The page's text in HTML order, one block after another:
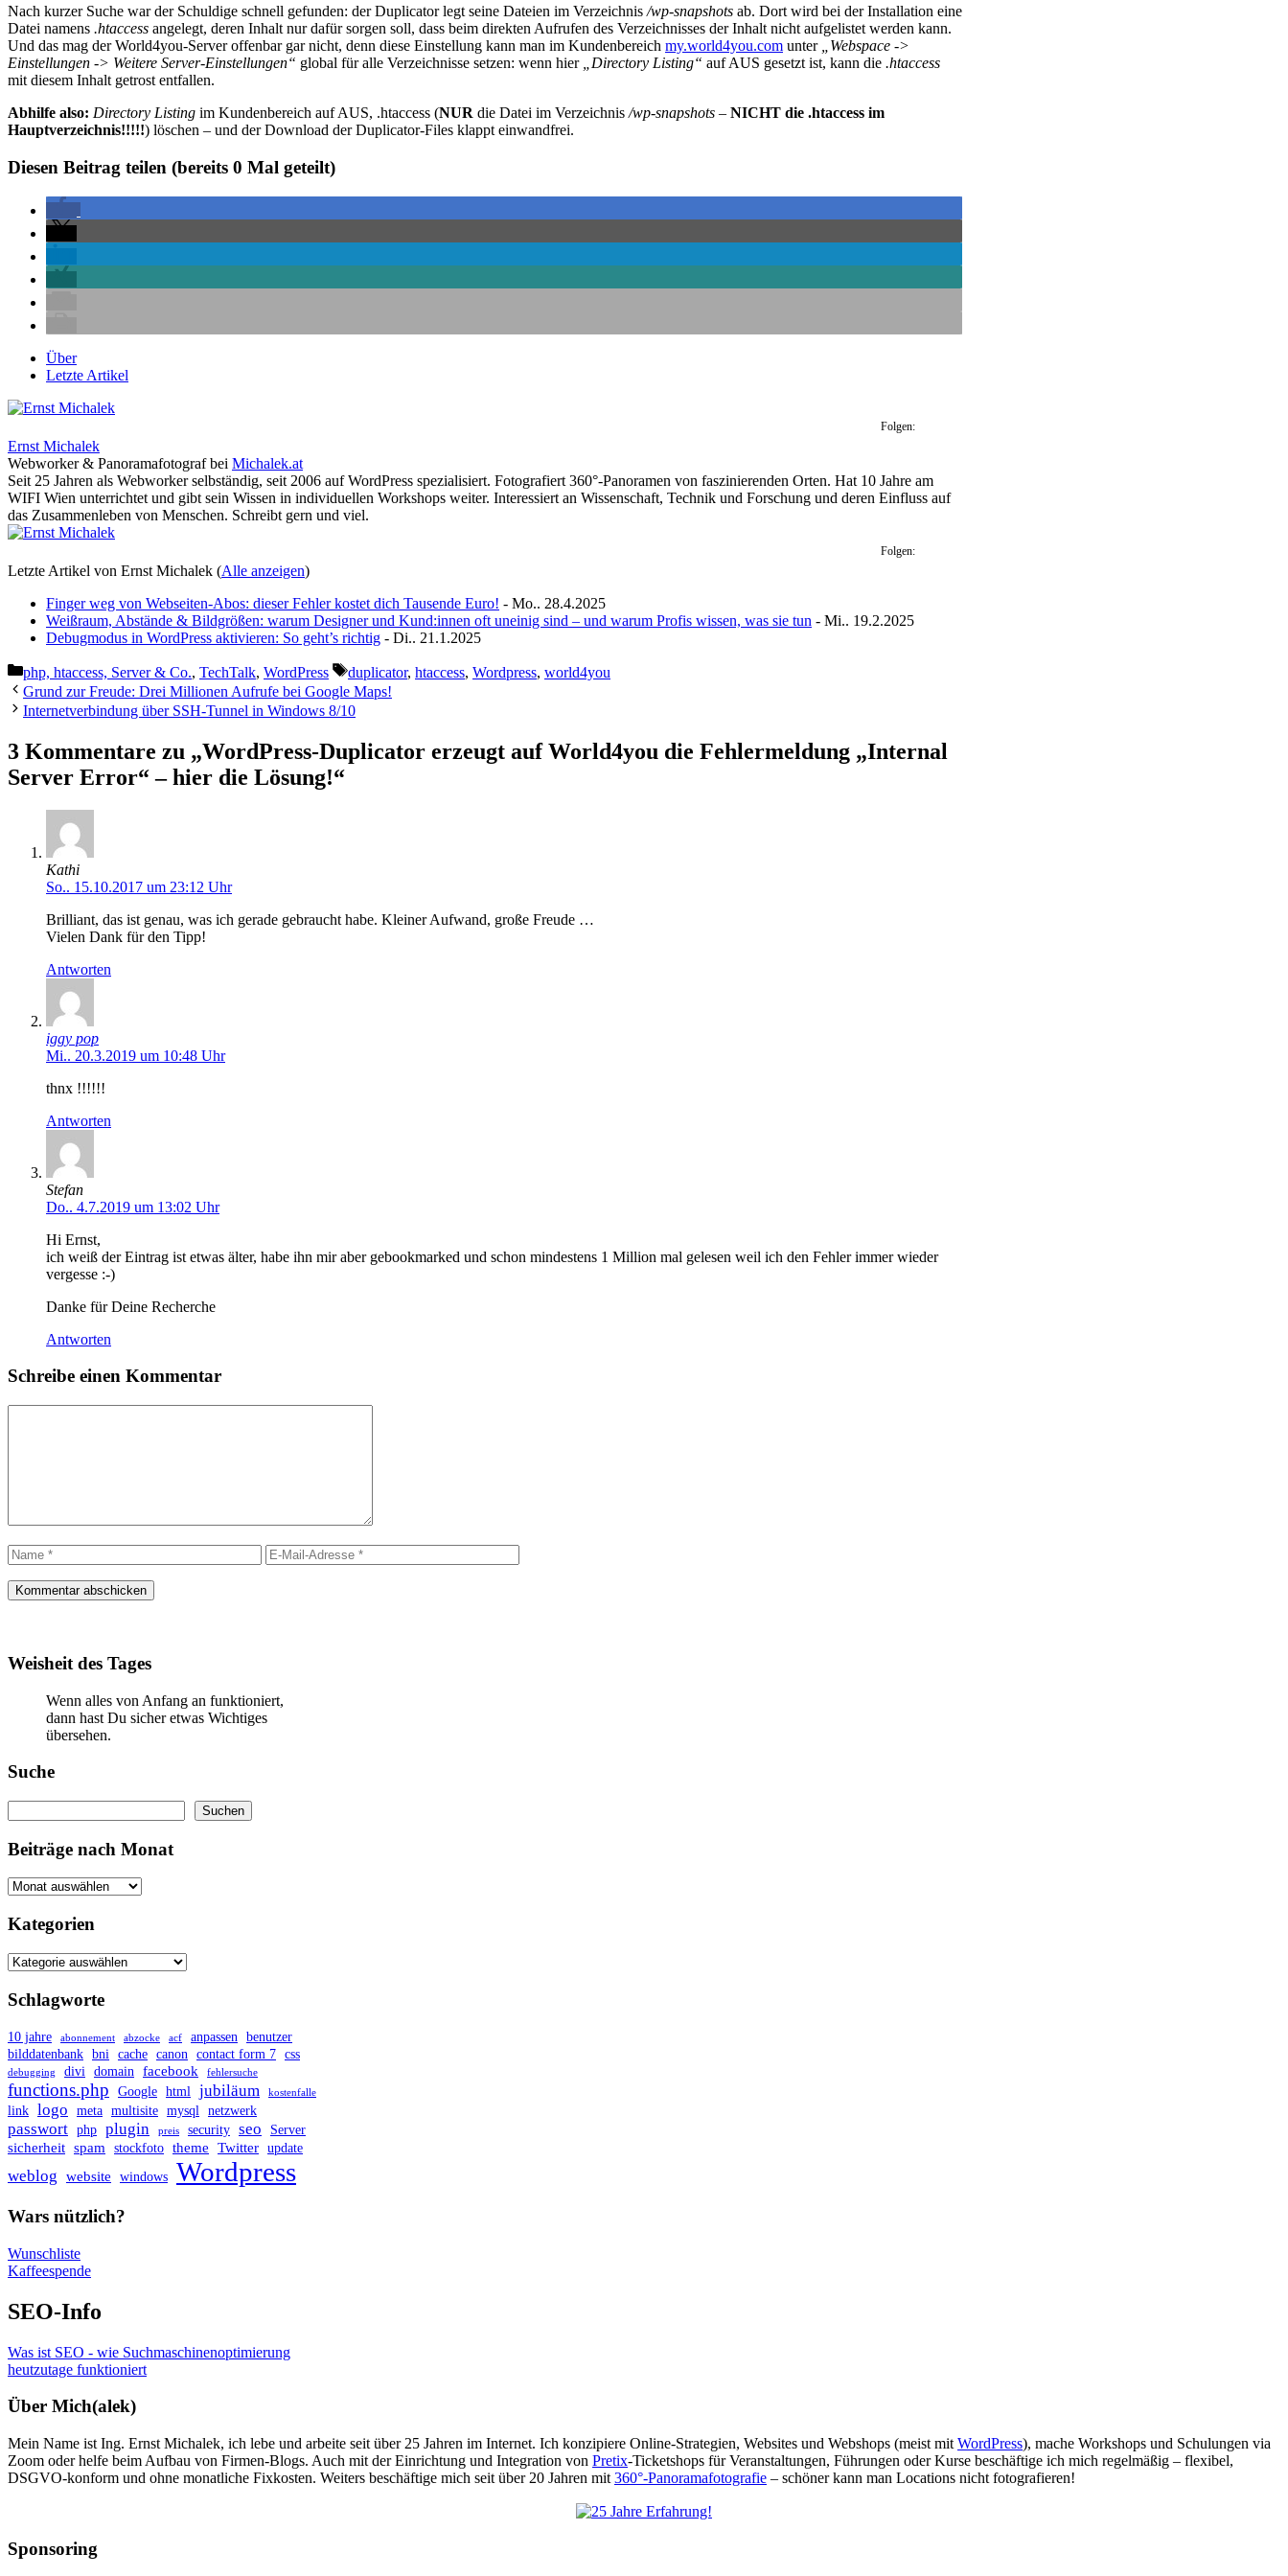
Nach kurzer Suche war der Schuldige schnell gefunden: der Duplicator legt seine Dateien im Verzeichnis/wp-snapshots ab. Dort wird bei der Installation eine
Datei namens .htaccess angelegt, deren Inhalt nur dafür sorgen soll, dass beim direkten Aufrufen des Verzeichnisses der Inhalt nicht aufgelistet werden kann.
Und das mag der World4you-Server offenbar gar nicht, denn diese Einstellung kann man im Kundenbereich my.world4you.com unter „Webspace ->
Einstellungen -> Weitere Server-Einstellungen“ global für alle Verzeichnisse setzen: wenn hier „Directory Listing“ auf AUS gesetzt ist, kann die .htaccess
mit diesem Inhalt getrost entfallen.
Abhilfe also: Directory Listing im Kundenbereich auf AUS, .htaccess (NUR die Datei im Verzeichnis/wp-snapshots – NICHT die .htaccess im
Hauptverzeichnis!!!!!) löschen – und der Download der Duplicator-Files klappt einwandfrei.
Diesen Beitrag teilen (bereits 0 Mal geteilt)
Über
Letzte Artikel
Folgen:
Ernst Michalek
Webworker & Panoramafotografbei Michalek.at
Seit 25 Jahren als Webworker selbständig, seit 2006 auf WordPress spezialisiert. Fotografiert 360°-Panoramen von faszinierenden Orten. Hat 10 Jahre am
WIFI Wien unterrichtet und gibt sein Wissen in individuellen Workshops weiter. Interessiert an Wissenschaft, Technik und Forschung und deren Einfluss auf
das Zusammenleben von Menschen. Schreibt gern und viel.
Folgen:
Letzte Artikel von Ernst Michalek (Alle anzeigen)
Finger weg von Webseiten-Abos: dieser Fehler kostet dich Tausende Euro! - Mo.. 28.4.2025
Weißraum, Abstände & Bildgrößen: warum Designer und Kund:innen oft uneinig sind – und warum Profis wissen, was sie tun - Mi.. 19.2.2025
Debugmodus in WordPress aktivieren: So geht’s richtig - Di.. 21.1.2025
Kategorien
php, htaccess, Server & Co., TechTalk, WordPress Schlagwörter
duplicator, htaccess, Wordpress, world4you
Grund zur Freude: Drei Millionen Aufrufe bei Google Maps!
Internetverbindung über SSH-Tunnel in Windows 8/10
3 Kommentare zu „WordPress-Duplicator erzeugt auf World4you die Fehlermeldung „Internal
Server Error“ – hier die Lösung!“
Kathi
So.. 15.10.2017 um 23:12 Uhr
Brilliant, das ist genau, was ich gerade gebraucht habe. Kleiner Aufwand, große Freude …
Vielen Dank für den Tipp!
Antworten
iggy pop
Mi.. 20.3.2019 um 10:48 Uhr
thnx !!!!!!
Antworten
Stefan
Do.. 4.7.2019 um 13:02 Uhr
Hi Ernst,
ich weiß der Eintrag ist etwas älter, habe ihn mir aber gebookmarked und schon mindestens 1 Million mal gelesen weil ich den Fehler immer wieder
vergesse :-)
Danke für Deine Recherche
Antworten
Schreibe einen Kommentar
Name
E-
Mail-
Weisheit des Tages
Wenn alles von Anfang an funktioniert,
dann hast Du sicher etwas Wichtiges
übersehen.
Suche
Suchen
Beiträge nach Monat
Kategorien
Schlagworte
10 jahre abonnement abzocke acf anpassen benutzer
bilddatenbank bni cache canon contact form 7 css
debugging divi domain facebook fehlersuche
functions.php Google html jubiläum kostenfalle
link logo meta multisite mysql netzwerk
passwort php plugin preis security seo Server
sicherheit spam stockfoto theme Twitter update
weblog website windows Wordpress
Wars nützlich?
Wunschliste
Kaffeespende
SEO-Info
Was ist SEO - wie Suchmaschinenoptimierung
heutzutage funktioniert
Über Mich(alek)
Mein Name ist Ing. Ernst Michalek, ich lebe und arbeite seit über 25 Jahren im Internet. Ich konzipiere Online-Strategien, Websites und Webshops (meist mit WordPress), mache Workshops und Schulungen via
Zoom oder helfe beim Aufbau von Firmen-Blogs. Auch mit der Einrichtung und Integration von Pretix-Ticketshops für Veranstaltungen, Führungen oder Kurse beschäftige ich mich regelmäßig – flexibel,
DSGVO-konform und ohne monatliche Fixkosten. Weiters beschäftige mich seit über 20 Jahren mit 360°-Panoramafotografie – schöner kann man Locations nicht fotografieren!
Sponsoring